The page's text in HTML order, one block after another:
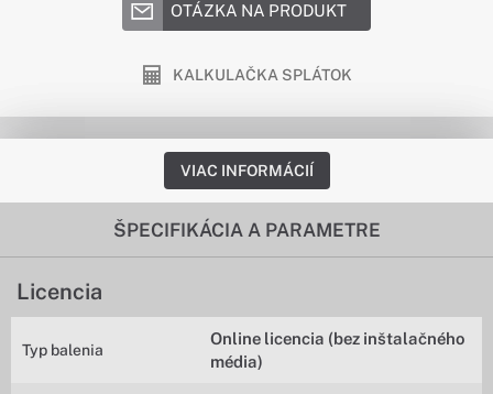
OTÁZKA NA PRODUKT
KALKULAČKA SPLÁTOK
VIAC INFORMÁCIÍ
ŠPECIFIKÁCIA A PARAMETRE
Licencia
Typ balenia
Online licencia (bez inštalačného
média)